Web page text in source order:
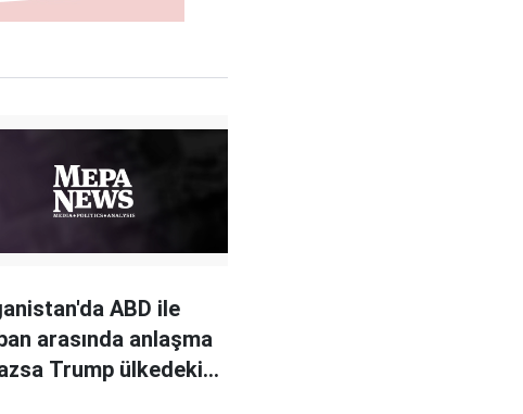
ABD ile
arasında anlaşma
Trump ülkedeki